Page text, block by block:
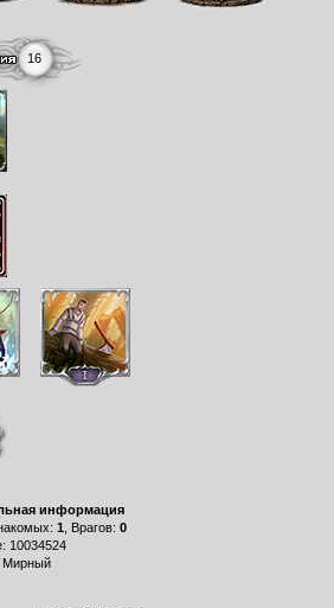
16
информация
1 , Врагов: 0
10034524
Мирный